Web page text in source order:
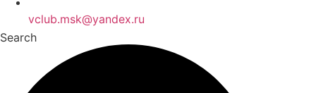
vclub.msk@yandex.ru
Search